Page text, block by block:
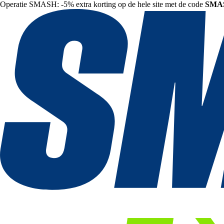
Operatie SMASH: -5% extra korting op de hele site met de code